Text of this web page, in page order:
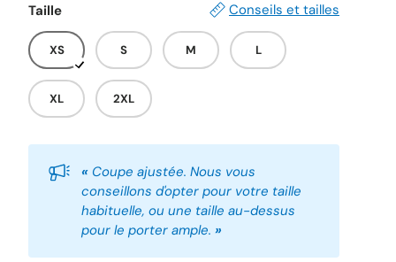
Taille Conseils et tailles
XS S M L
XL 2XL
« Coupe ajustée. Nous vous
conseillons d'opter pour votre taille
habituelle, ou une taille au-dessus
pour le porter ample. »